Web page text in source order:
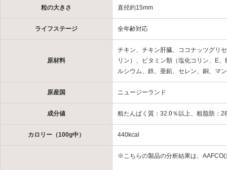
粒の大きさ 直径約15mm
ライフステージ 全年齢対応
原材料
チキン、チキン肝臓、ココナッツグリ
リン）、ビタミン類（塩化コリン、E
ルシウム、鉄、亜鉛、セレン、銅、マ
原産国 ニュージーランド
成分値 粗たんぱく質：32.0％以上、粗脂肪：
カロリー（100g中） 440kcal
※こちらの製品の分析結果は、